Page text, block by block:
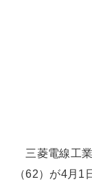
三菱電線工業
（62）が4月1